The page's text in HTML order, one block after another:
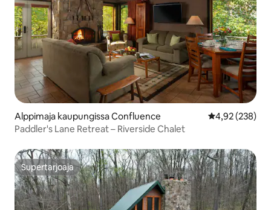
Alppimaja kaupungissa Confluence
4,92 (238)
Paddler's Lane Retreat – Riverside Chalet
Supertarjoaja
Supertarjoaja